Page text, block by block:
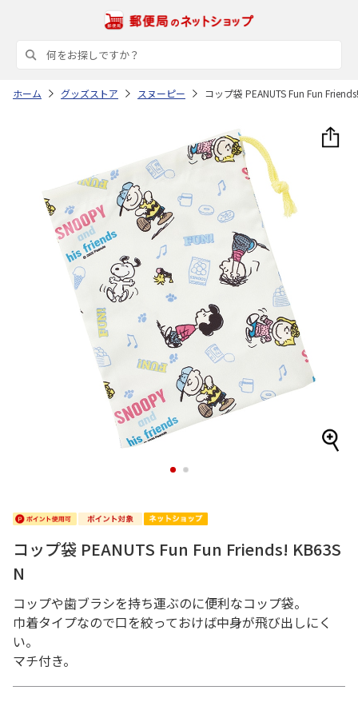
ホーム グッズストア スヌーピー コップ袋 PEANUTS Fun Fun
1 2
コップ袋 PEANUTS Fun Fun Friends! KB63S
N
コップや歯ブラシを持ち運ぶのに便利なコップ袋。
巾着タイプなので口を絞っておけば中身が飛び出しにく
い。
マチ付き。